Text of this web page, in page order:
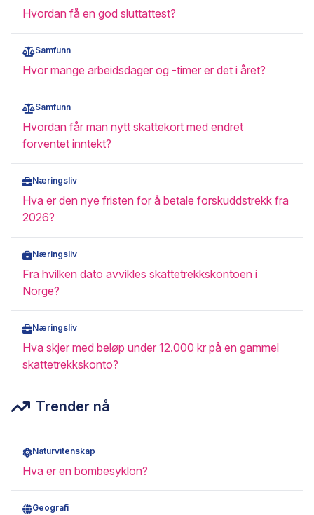
Hvordan få en god sluttattest?
Samfunn
Hvor mange arbeidsdager og -timer er det i året?
Samfunn
Hvordan får man nytt skattekort med endret
forventet inntekt?
Næringsliv
Hva er den nye fristen for å betale forskuddstrekk fra
2026?
Næringsliv
Fra hvilken dato avvikles skattetrekkskontoen i
Norge?
Næringsliv
Hva skjer med beløp under 12.000 kr på en gammel
skattetrekkskonto?
Trender nå
Naturvitenskap
Hva er en bombesyklon?
Geografi